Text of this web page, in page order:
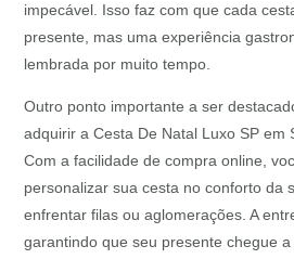
impecável. Isso faz com que cada
presente, mas uma experiência
lembrada por muito tempo.
Outro ponto importante a ser
adquirir a Cesta De Natal Luxo SP em
Com a facilidade de compra online,
personalizar sua cesta no conforto da
enfrentar filas ou aglomerações. A
garantindo que seu presente chegue